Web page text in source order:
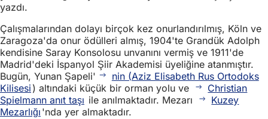
yazdı.
Çalışmalarından dolayı birçok kez onurlandırılmış, Köln ve
Zaragoza'da onur ödülleri almış, 1904'te Grandük Adolph
kendisine Saray Konsolosu unvanını vermiş ve 1911'de
Madrid'deki İspanyol Şiir Akademisi üyeliğine atanmıştır.
Bugün, Yunan Şapeli'
nin (Aziz Elisabeth Rus Ortodoks
Kilisesi ) altındaki küçük bir orman yolu ve
Christian
Spielmann anıt taşı ile anılmaktadır. Mezarı
Kuzey
Mezarlığı 'nda yer almaktadır.